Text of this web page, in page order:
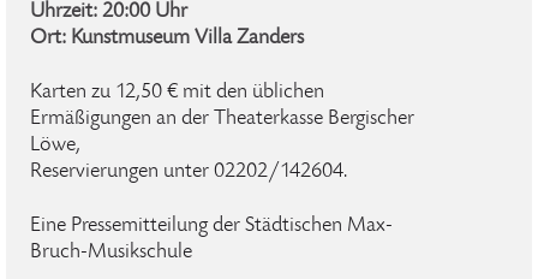
Uhrzeit: 20:00 Uhr
Ort: Kunstmuseum Villa Zanders
Karten zu 12,50 € mit den üblichen
Ermäßigungen an der Theaterkasse Bergischer
Löwe,
Reservierungen unter 02202/142604.
Eine Pressemitteilung der Städtischen Max-
Bruch-Musikschule